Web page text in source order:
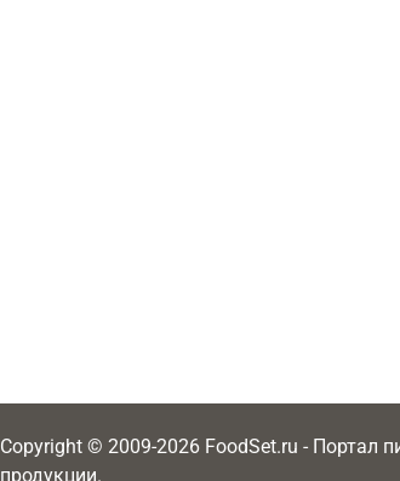
Copyright © 2009-2026 FoodSet.ru - Портал
продукции.